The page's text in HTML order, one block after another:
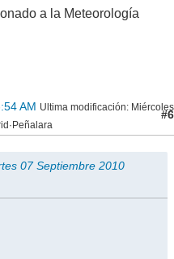
a la Meteorología
AM Ultima modificación: Miércoles
#6
07 Septiembre 2010